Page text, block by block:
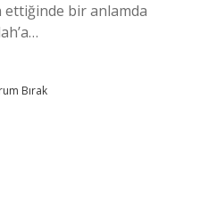
bir anlamda
Bırak